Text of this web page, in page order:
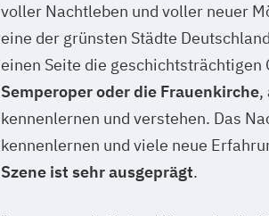
voller Nachtleben und voller neuer
eine der grünsten Städte
einen Seite die geschichtsträchtigen
Semperoper oder die Frauenkirche,
kennenlernen und verstehen. Das
kennenlernen und viele neue
Szene ist sehr ausgeprägt.